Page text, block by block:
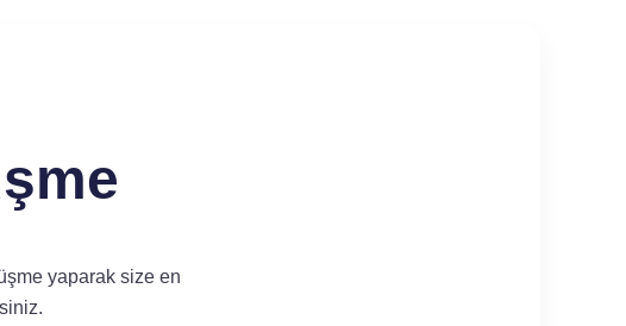
yaparak size en